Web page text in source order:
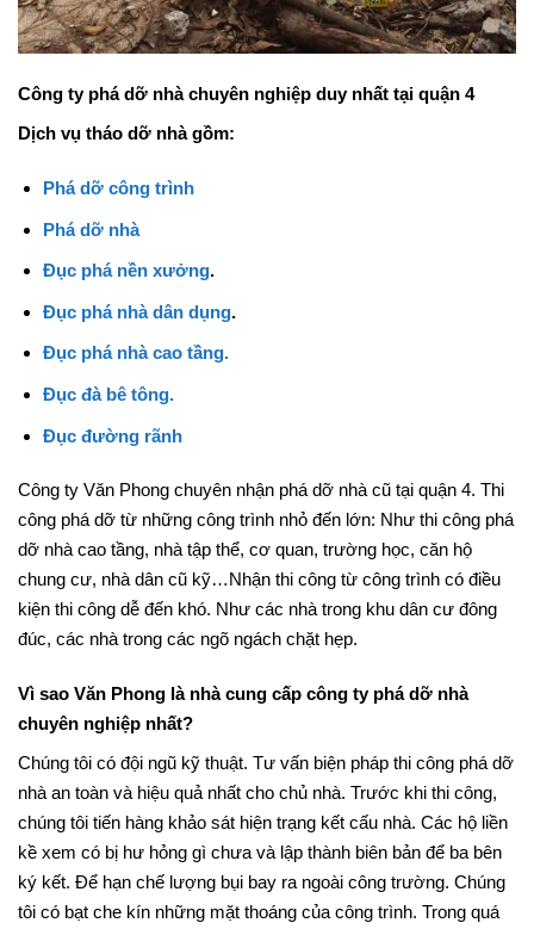
Công ty phá dỡ nhà chuyên nghiệp duy nhất tại quận 4
Dịch vụ tháo dỡ nhà gồm:
Phá dỡ công trình
Phá dỡ nhà
Đục phá nền xưởng.
Đục phá nhà dân dụng.
Đục phá nhà cao tầng.
Đục đà bê tông.
Đục đường rãnh
Công ty Văn Phong chuyên nhận phá dỡ nhà cũ tại quận 4. Thi
công phá dỡ từ những công trình nhỏ đến lớn: Như thi công phá
dỡ nhà cao tầng, nhà tập thể, cơ quan, trường học, căn hộ
chung cư, nhà dân cũ kỹ…Nhận thi công từ công trình có điều
kiện thi công dễ đến khó. Như các nhà trong khu dân cư đông
đúc, các nhà trong các ngõ ngách chặt hẹp.
Vì sao Văn Phong là nhà cung cấp công ty phá dỡ nhà
chuyên nghiệp nhất?
Chúng tôi có đội ngũ kỹ thuật. Tư vấn biện pháp thi công phá dỡ
nhà an toàn và hiệu quả nhất cho chủ nhà. Trước khi thi công,
chúng tôi tiến hàng khảo sát hiện trạng kết cấu nhà. Các hộ liền
kề xem có bị hư hỏng gì chưa và lập thành biên bản để ba bên
ký kết. Để hạn chế lượng bụi bay ra ngoài công trường. Chúng
tôi có bạt che kín những mặt thoáng của công trình. Trong quá